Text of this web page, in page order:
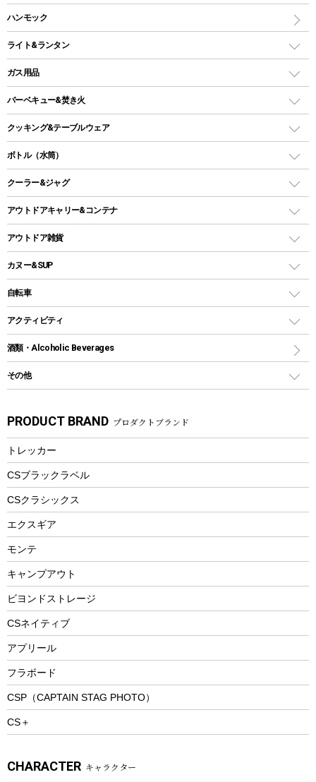
シェルターテント
ロッジ型・オリジナルテント
タープ
スクエアタープ（レクタタープ）
メッシュタープ
自立式タープ
パラソル
テントアクセサリー
ペグ
グランドシート
ガイドロープ
ツール
インナーシュラフ
インフレータブルマット
アウトドアテーブル
レジャーシート
ハンモック
ライト&ランタン
LEDランタン
ガスランタン
オイルランタン
LEDライト
ヘッドライト
キャンドル
ガス用品
ガスバーナー
ガス缶
ガストーチ、ライター
バーベキュー&焚き火
バーベキューコンロ、グリル
焚き火台タイプ（ロースタイル）グリル
卓上タイプグリル
パーティータイプグリル
鉄板、アミ
焚き火台&ストーブ
火起こし
バーベキューツール
クッキング&テーブルウェア
ダッチオーブン
ホットサンドメーカー
クッカーセット
シェラカップ
クッキングツール
ナイフ
カトラリー
マグカップ、カップ
ステンレスボトル
フードボトル
トレー
ランチョンマット
ランチボックス
ボトル（水筒）
ステンレスボトル
コップ付きタイプ
ワンタッチタイプ
プラスチックボトル
ディズニーボトル
クーラー&ジャグ
クーラーボックス
クーラーバッグ
ウォータージャグ
保冷剤
アウトドアキャリー&コンテナ
アウトドアキャリー
アウトドア雑貨
バックパック&バッグ
リュック、バックパック
トートバッグ、サコッシュ
ショッピングキャリー
その他アウトドア雑貨
スプレー関係
ツール、他
カヌー&SUP
インフレータブル
カヤック
パドル
ヘルメット
エアーポンプ
アクセサリー
自転車
折りたたみ自転車
スポーツサイクル
シティサイクル
自転車ウェア
アクティビティ
マリン
ラッシュガード
パラソル
フローティングベスト
ヘルメット
エアーポンプ
ビーチテント
ウィンター
スノーシュー
防寒ウェア
トレッキング
トレッキングアクセサリー
プレイグッズ
ウェルネス
ウェア、タオル
酒類・Alcoholic Beverages
その他
湯たんぽ
防災用品
PRODUCT BRAND プロダクトブランド
トレッカー
CSブラックラベル
CSクラシックス
エクスギア
モンテ
キャンプアウト
ビヨンドストレージ
CSネイティブ
アプリール
フラボード
CSP（CAPTAIN STAG PHOTO）
CS＋
CHARACTER キャラクター